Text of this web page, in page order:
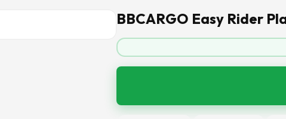
BBCARGO Easy Rider